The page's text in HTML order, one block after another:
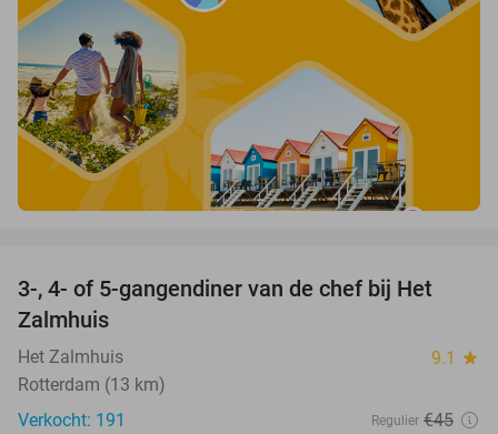
34%
3-, 4- of 5-gangendiner van de chef bij Het
Zalmhuis
Het Zalmhuis 9.1 star
Rotterdam (13 km)
Verkocht: 191
Regulier €45